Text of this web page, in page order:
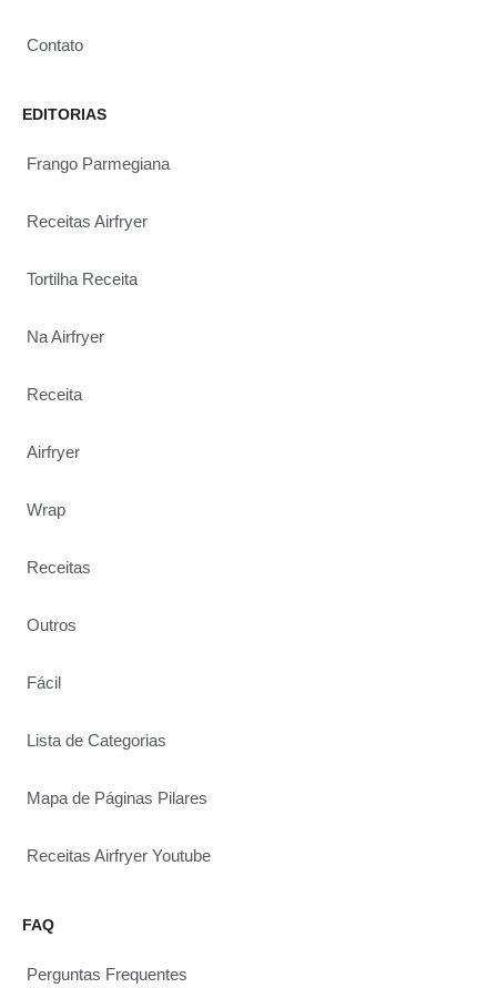
Contato
EDITORIAS
Frango Parmegiana
Receitas Airfryer
Tortilha Receita
Na Airfryer
Receita
Airfryer
Wrap
Receitas
Outros
Fácil
Lista de Categorias
Mapa de Páginas Pilares
Receitas Airfryer Youtube
FAQ
Perguntas Frequentes